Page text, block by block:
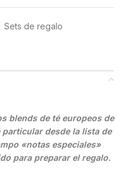
Sets de regalo
blends de té europeos de
desde la lista de
«notas especiales»
para preparar el regalo.